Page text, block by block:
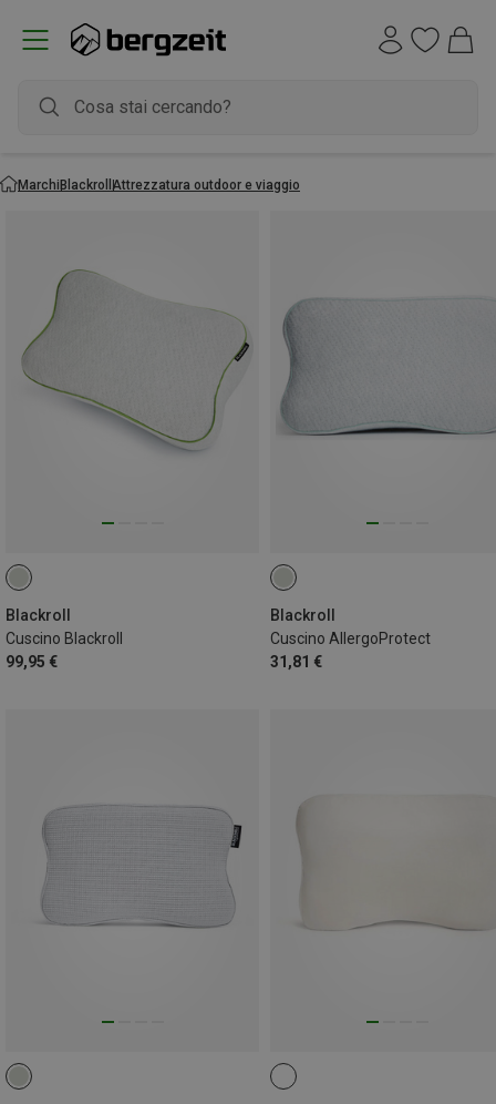
MarchiBlackroll Attrezzatura outdoor e viaggio
Blackroll
Cuscino Blackroll
99,95 €
Blackroll
Cuscino AllergoProtect
31,81 €